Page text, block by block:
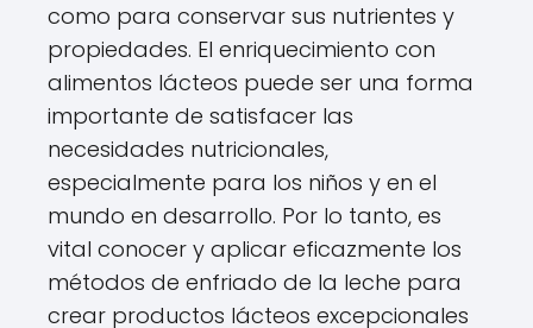
como para conservar sus nutrientes y
propiedades. El enriquecimiento con
alimentos lácteos puede ser una forma
importante de satisfacer las
necesidades nutricionales,
especialmente para los niños y en el
mundo en desarrollo. Por lo tanto, es
vital conocer y aplicar eficazmente los
métodos de enfriado de la leche para
crear productos lácteos excepcionales